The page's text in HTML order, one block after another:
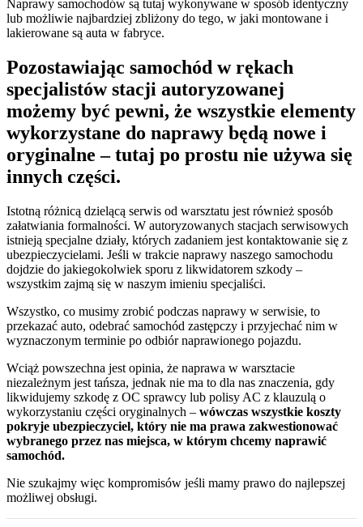
Naprawy samochodów są tutaj wykonywane w sposób identyczny
lub możliwie najbardziej zbliżony do tego, w jaki montowane i
lakierowane są auta w fabryce.
Pozostawiając samochód w rękach
specjalistów stacji autoryzowanej
możemy być pewni, że wszystkie elementy
wykorzystane do naprawy będą nowe i
oryginalne – tutaj po prostu nie używa się
innych części.
Istotną różnicą dzielącą serwis od warsztatu jest również sposób
załatwiania formalności. W autoryzowanych stacjach serwisowych
istnieją specjalne działy, których zadaniem jest kontaktowanie się z
ubezpieczycielami. Jeśli w trakcie naprawy naszego samochodu
dojdzie do jakiegokolwiek sporu z likwidatorem szkody –
wszystkim zajmą się w naszym imieniu specjaliści.
Wszystko, co musimy zrobić podczas naprawy w serwisie, to
przekazać auto, odebrać samochód zastępczy i przyjechać nim w
wyznaczonym terminie po odbiór naprawionego pojazdu.
Wciąż powszechna jest opinia, że naprawa w warsztacie
niezależnym jest tańsza, jednak nie ma to dla nas znaczenia, gdy
likwidujemy szkodę z OC sprawcy lub polisy AC z klauzulą o
wykorzystaniu części oryginalnych – wówczas wszystkie koszty
pokryje ubezpieczyciel, który nie ma prawa zakwestionować
wybranego przez nas miejsca, w którym chcemy naprawić
samochód.
Nie szukajmy więc kompromisów jeśli mamy prawo do najlepszej
możliwej obsługi.